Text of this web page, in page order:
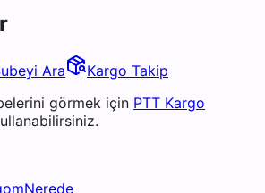
Ara
Kargo Takip
görmek için PTT Kargo